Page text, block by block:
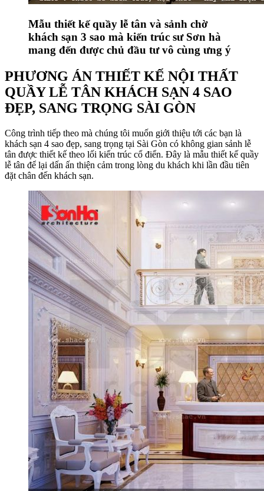
Mẫu thiết kế quầy lễ tân và sảnh chờ
khách sạn 3 sao mà kiến trúc sư Sơn hà
mang đến được chủ đầu tư vô cùng ưng ý
PHƯƠNG ÁN THIẾT KẾ NỘI THẤT
QUẦY LỄ TÂN KHÁCH SẠN 4 SAO
ĐẸP, SANG TRỌNG SÀI GÒN
Công trình tiếp theo mà chúng tôi muốn giới thiệu tới các bạn là
khách sạn 4 sao đẹp, sang trọng tại Sài Gòn có không gian sảnh lễ
tân được thiết kế theo lối kiến trúc cổ điển. Đây là mẫu thiết kế quầy
lễ tân để lại dấn ấn thiện cảm trong lòng du khách khi lần đầu tiên
đặt chân đến khách sạn.